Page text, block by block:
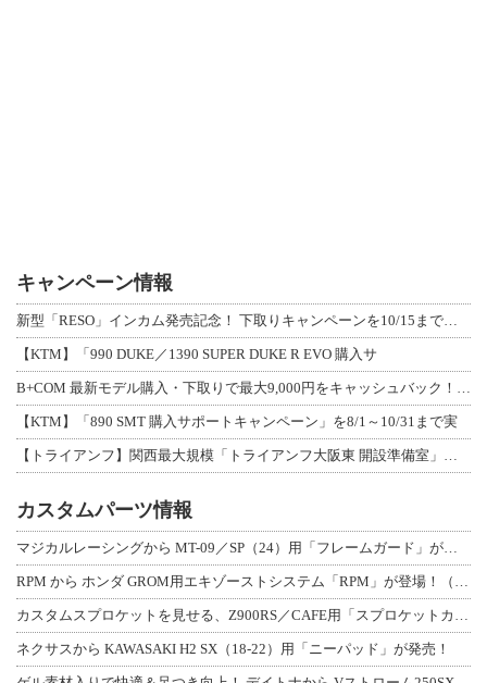
キャンペーン情報
【KTM】「990 DUKE／1390 SUPER DUKE R EVO 購入サ
【KTM】「890 SMT 購入サポートキャンペーン」を8/1～10/31まで実
カスタムパーツ情報
ネクサスから KAWASAKI H2 SX（18-22）用「ニーパッド」が発売！